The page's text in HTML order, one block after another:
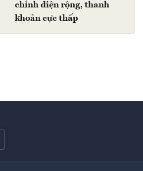
chỉnh diện rộng, thanh
khoản cực thấp